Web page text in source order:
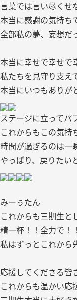
言葉では言い尽くせ
本当に感謝の気持ち
全部私の夢、妄想だ
本当に幸せで幸せで
私たちを見守り支え
本当にいつもありが
ステージに立ってパ
これからもこの気持
時間が過ぎるのは一
やっぱり、戻りたい
みーぅたん
これからも三期生と
精一杯！！全力で！
私はずっとこれから
応援してくださる皆
これからも温かい応